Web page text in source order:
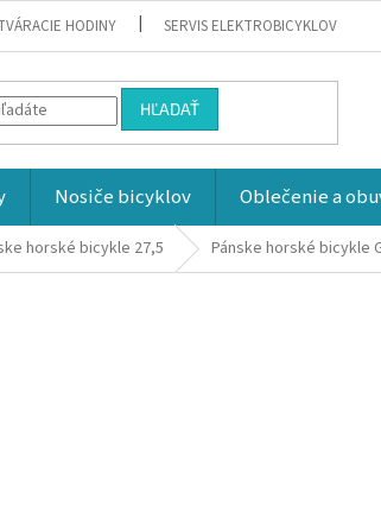
HODINY SERVIS ELEKTROBICYKLOV
HĽADAŤ
Nosiče bicyklov Oblečenie a
horské bicykle 27,5 Pánske horské bicykle